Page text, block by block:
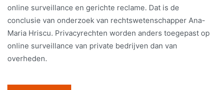
online surveillance en gerichte reclame. Dat is de
conclusie van onderzoek van rechtswetenschapper Ana-
Maria Hriscu. Privacyrechten worden anders toegepast op
online surveillance van private bedrijven dan van
overheden.